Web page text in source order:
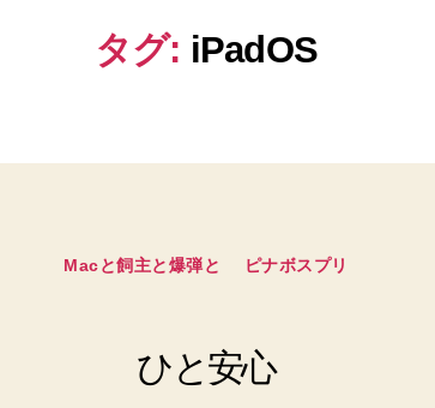
タグ: iPadOS
カ
テ
ー
Macと飼主と爆弾と ピナボスプリ
ひと安心